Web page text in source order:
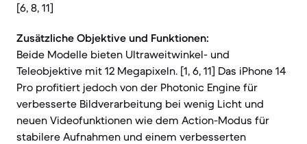
[6, 8, 11]
Zusätzliche Objektive und Funktionen:
Beide Modelle bieten Ultraweitwinkel- und
Teleobjektive mit 12 Megapixeln. [1, 6, 11] Das iPhone 14
Pro profitiert jedoch von der Photonic Engine für
verbesserte Bildverarbeitung bei wenig Licht und
neuen Videofunktionen wie dem Action-Modus für
stabilere Aufnahmen und einem verbesserten